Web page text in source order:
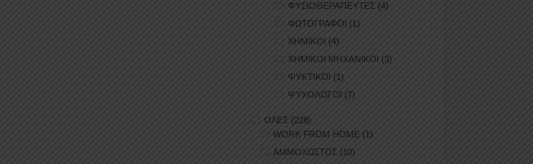
ΦΥΣΙΟΘΕΡΑΠΕΥΤΕΣ (4)
ΦΩΤΟΓΡΑΦΟΙ (1)
ΧΗΜΙΚΟΙ (4)
ΧΗΜΙΚΟΙ ΜΗΧΑΝΙΚΟΙ (3)
ΨΥΚΤΙΚΟΙ (1)
ΨΥΧΟΛΟΓΟΙ (7)
ΟΛΕΣ (228)
WORK FROM HOME (1)
ΑΜΜΟΧΩΣΤΟΣ (10)